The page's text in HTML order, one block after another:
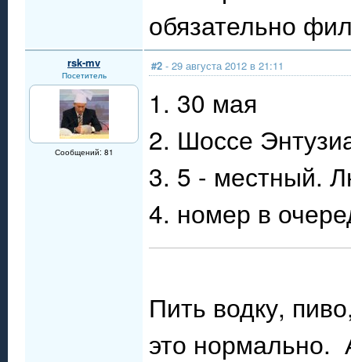
обязательно
rsk-mv
Посетитель
Сообщений: 81
#2 - 29 августа 2012 в 21:11
1. 30 мая
2. Шоссе
3. 5 - местный.
4. номер в
Пить водку,
это нормально.